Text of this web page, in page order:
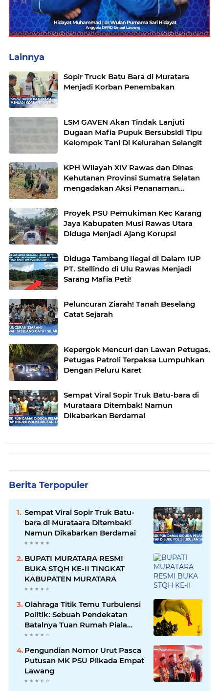
Lainnya
Sopir Truck Batu Bara di Muratara
Menjadi Korban Penembakan
LSM GAVEN Akan Tindak Lanjuti
Dugaan Mafia Pupuk Bersubsidi Tipu
Kelompok Tani Di Kelurahan Selangit
KPH Wilayah XIV Rawas dan Dinas
Kehutanan Provinsi Sumatra Selatan
mengadakan Aksi Penanaman
Proyek PSU Pemukiman Kec Karang
Jaya Kabupaten Musi Rawas Utara
Diduga Menjadi Ajang Korupsi
Diduga Tambang Ilegal di Dalam IUP
PT. Stellindo di Ulu Rawas Menjadi
Sarang Mafia Peti!
Peluncuran Ziarah! Tanah Beselang
Catat Sejarah
Kepergok Mencuri dan Lawan Petugas,
Petugas Patroli Terpaksa Lumpuhkan
Dengan Peluru Karet
Sempat Viral Sopir Truk Batu-bara di
Murataara Ditembak! Namun
Dikabarkan Berdamai
Berita Terpopuler
Sempat Viral Sopir Truk Batu-
bara di Murataara Ditembak!
Namun Dikabarkan Berdamai
BUPATI MURATARA RESMI
BUKA STQH KE-II TINGKAT
KABUPATEN MURATARA
Olahraga Titik Temu Turbulensi
Politik: Sebuah Pendekatan
Batalnya Tuan Rumah Piala
Dunia U-20
Pengundian Nomor Urut Pasca
Putusan MK PSU Pilkada Empat
Lawang